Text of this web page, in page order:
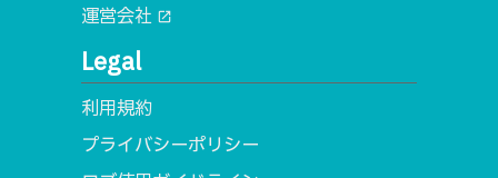
運営会社 open_in_new
Legal
利用規約
プライバシーポリシー